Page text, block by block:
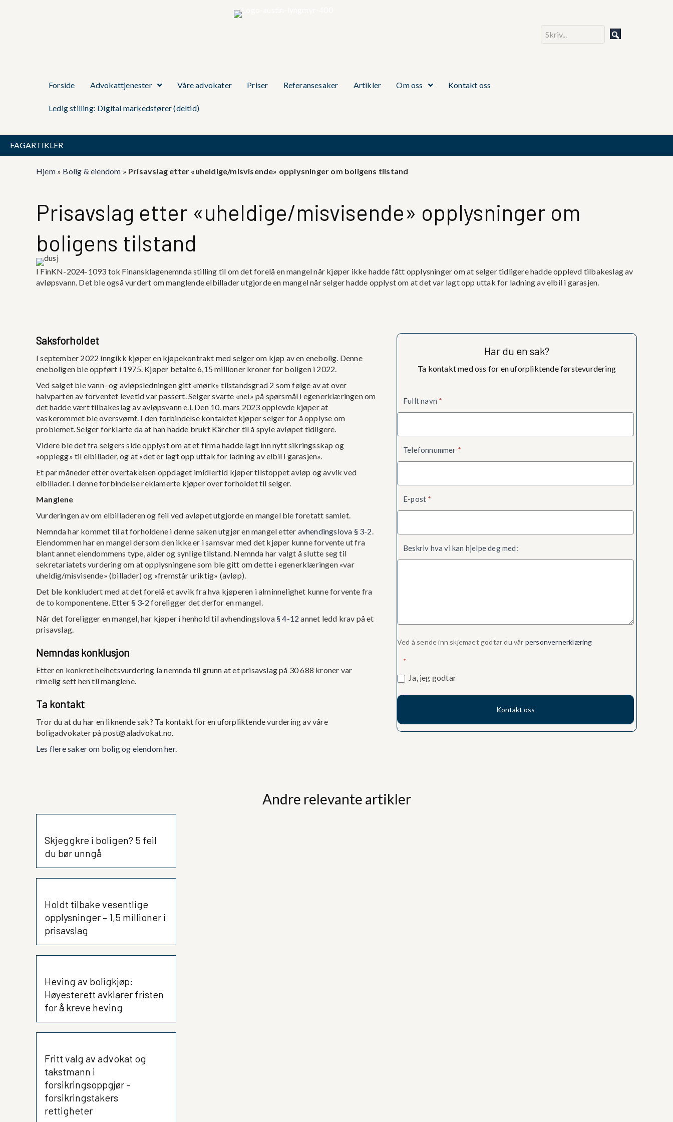
Forside Advokattjenester Våre advokater Priser Referansesaker Artikler Om oss Kontakt oss
Ledig stilling: Digital markedsfører (deltid)
FAGARTIKLER
Hjem» Bolig & eiendom » Prisavslag etter «uheldige/misvisende» opplysninger om boligens tilstand
Prisavslag etter «uheldige/misvisende» opplysninger om
boligens tilstand
I FinKN-2024-1093 tok Finansklagenemnda stilling til om det forelå en mangel når kjøper ikke hadde fått opplysninger om at selger tidligere hadde opplevd tilbakeslag av
avløpsvann. Det ble også vurdert om manglende elbillader utgjorde en mangel når selger hadde opplyst om at det var lagt opp uttak for ladning av elbil i garasjen.
Saksforholdet
I september 2022 inngikk kjøper en kjøpekontrakt med selger om kjøp av en enebolig. Denne
eneboligen ble oppført i 1975. Kjøper betalte 6,15 millioner kroner for boligen i 2022.
Ved salget ble vann- og avløpsledningen gitt «mørk» tilstandsgrad 2 som følge av at over
halvparten av forventet levetid var passert. Selger svarte «nei» på spørsmål i egenerklæringen om
det hadde vært tilbakeslag av avløpsvann e.l. Den 10. mars 2023 opplevde kjøper at
vaskerommet ble oversvømt. I den forbindelse kontaktet kjøper selger for å opplyse om
problemet. Selger forklarte da at han hadde brukt Kärcher til å spyle avløpet tidligere.
Videre ble det fra selgers side opplyst om at et firma hadde lagt inn nytt sikringsskap og
«opplegg» til elbillader, og at «det er lagt opp uttak for ladning av elbil i garasjen».
Et par måneder etter overtakelsen oppdaget imidlertid kjøper tilstoppet avløp og avvik ved
elbillader. I denne forbindelse reklamerte kjøper over forholdet til selger.
Manglene
Vurderingen av om elbilladeren og feil ved avløpet utgjorde en mangel ble foretatt samlet.
Nemnda har kommet til at forholdene i denne saken utgjør en mangel etter avhendingslova § 3-2.
Eiendommen har en mangel dersom den ikke er i samsvar med det kjøper kunne forvente ut fra
blant annet eiendommens type, alder og synlige tilstand. Nemnda har valgt å slutte seg til
sekretariatets vurdering om at opplysningene som ble gitt om dette i egenerklæringen «var
uheldig/misvisende» (billader) og «fremstår uriktig» (avløp).
Det ble konkludert med at det forelå et avvik fra hva kjøperen i alminnelighet kunne forvente fra
de to komponentene. Etter§ 3-2 foreligger det derfor en mangel.
Når det foreligger en mangel, har kjøper i henhold til avhendingslova§ 4-12 annet ledd krav på et
prisavslag.
Nemndas konklusjon
Etter en konkret helhetsvurdering la nemnda til grunn at et prisavslag på 30 688 kroner var
rimelig sett hen til manglene.
Ta kontakt
Tror du at du har en liknende sak? Ta kontakt for en uforpliktende vurdering av våre
boligadvokater på post@aladvokat.no.
Les flere saker om bolig og eiendom her.
Har du en sak?
Ta kontakt med oss for en uforpliktende førstevurdering
Fullt navn *
Telefonnummer *
E-post *
Beskriv hva vi kan hjelpe deg med:
Ved å sende inn skjemaet godtar du vår personvernerklæring
*
Ja, jeg godtar
Kontakt oss
Andre relevante artikler
Skjeggkre i boligen? 5 feil
du bør unngå
Holdt tilbake vesentlige
opplysninger – 1,5 millioner i
prisavslag
Heving av boligkjøp:
Høyesterett avklarer fristen
for å kreve heving
Fritt valg av advokat og
takstmann i
forsikringsoppgjør –
forsikringstakers
rettigheter